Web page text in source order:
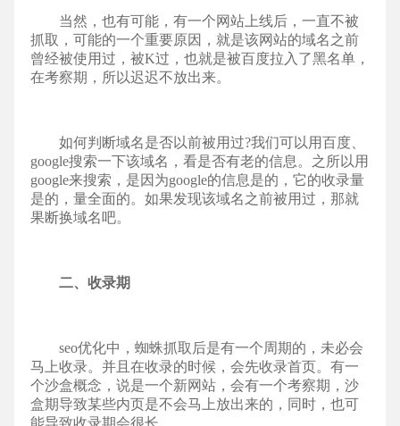
当然，也有可能，有一个网站上线后，一直不被
抓取，可能的一个重要原因，就是该网站的域名之前
曾经被使用过，被K过，也就是被百度拉入了黑名单，
在考察期，所以迟迟不放出来。
如何判断域名是否以前被用过?我们可以用百度、
google搜索一下该域名，看是否有老的信息。之所以用
google来搜索，是因为google的信息是的，它的收录量
是的，量全面的。如果发现该域名之前被用过，那就
果断换域名吧。
二、收录期
seo优化中，蜘蛛抓取后是有一个周期的，未必会
马上收录。并且在收录的时候，会先收录首页。有一
个沙盒概念，说是一个新网站，会有一个考察期，沙
盒期导致某些内页是不会马上放出来的，同时，也可